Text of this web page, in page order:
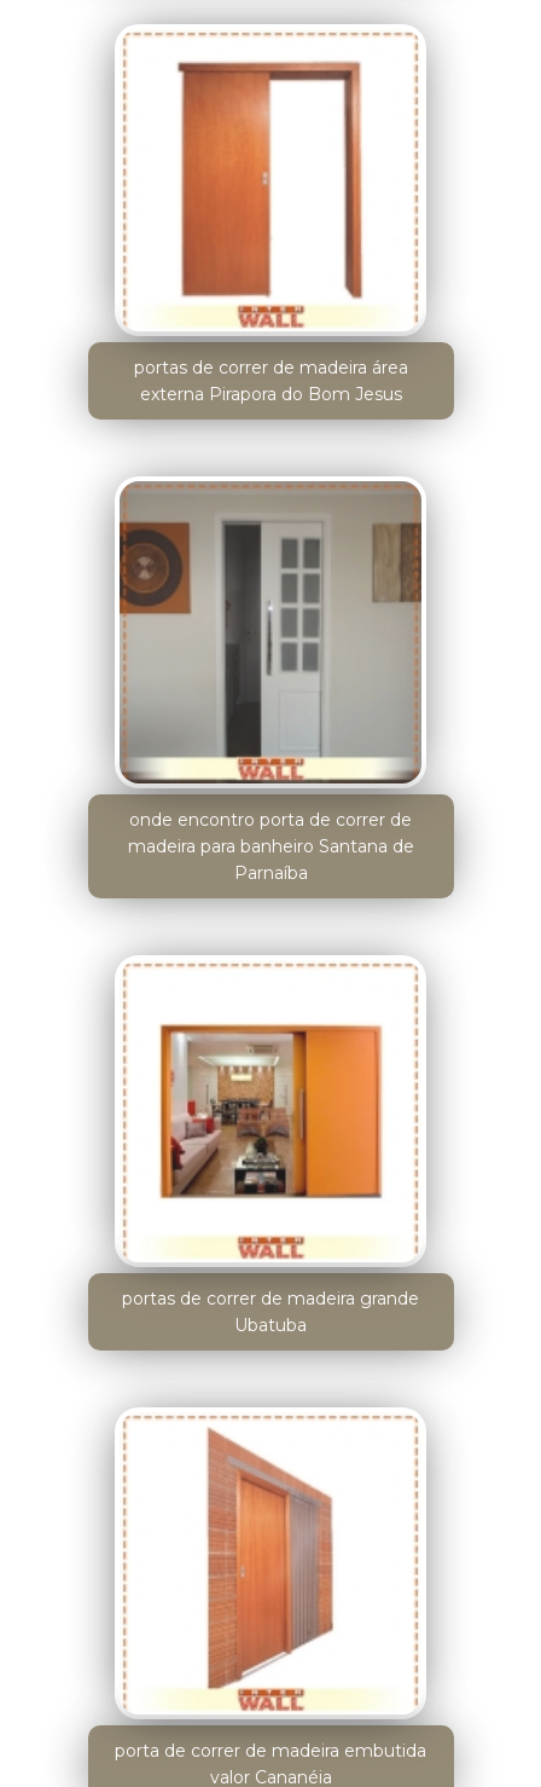
portas de correr de madeira área
externa Pirapora do Bom Jesus
onde encontro porta de correr de
madeira para banheiro Santana de
Parnaíba
portas de correr de madeira grande
Ubatuba
porta de correr de madeira embutida
valor Cananéia